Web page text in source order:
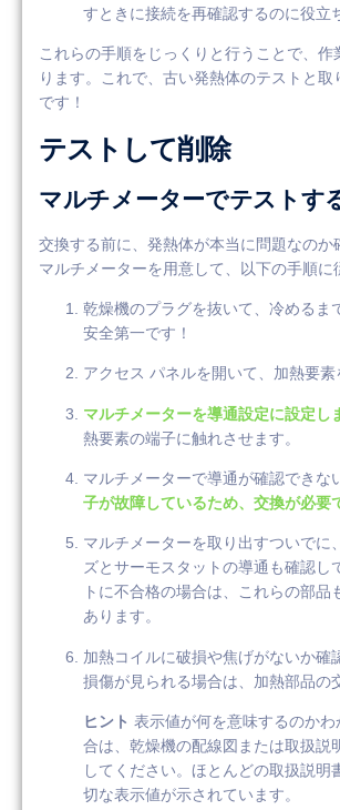
すときに接続を再確認するのに役立
これらの手順をじっくりと行うことで、作
ります。これで、古い発熱体のテストと取
です！
テストして削除
マルチメーターでテストす
交換する前に、発熱体が本当に問題なのか
マルチメーターを用意して、以下の手順に
乾燥機のプラグを抜いて、冷めるま
安全第一です！
アクセス パネルを開いて、加熱要素
マルチメーターを導通設定に設定し
熱要素の端子に触れさせます。
マルチメーターで導通が確認できな
子が故障しているため、交換が必要
マルチメーターを取り出すついでに
ズとサーモスタットの導通も確認し
トに不合格の場合は、これらの部品
あります。
加熱コイルに破損や焦げがないか確
損傷が見られる場合は、加熱部品の
ヒント 表示値が何を意味するのかわ
合は、乾燥機の配線図または取扱説
してください。ほとんどの取扱説明
切な表示値が示されています。